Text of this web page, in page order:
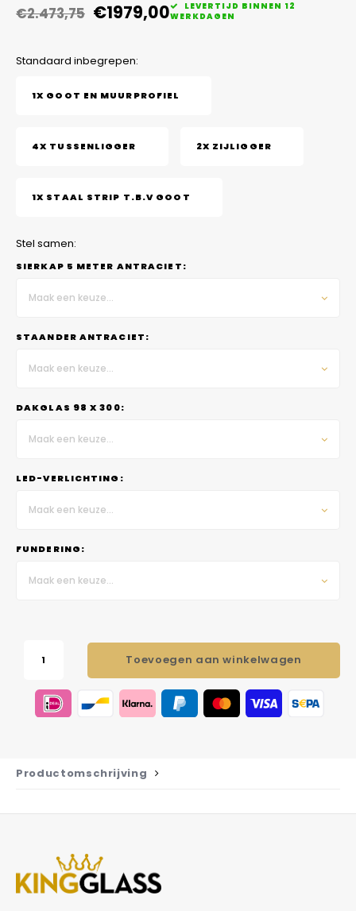
€2.473,75 €1979,00
LEVERTIJD BINNEN 12
WERKDAGEN
Standaard inbegrepen:
1X GOOT EN MUURPROFIEL
4X TUSSENLIGGER 2X ZIJLIGGER
1X STAAL STRIP T.B.V GOOT
Stel samen:
SIERKAP 5 METER ANTRACIET:
Maak een keuze...
STAANDER ANTRACIET:
Maak een keuze...
DAKGLAS 98 X 300:
Maak een keuze...
LED-VERLICHTING:
Maak een keuze...
FUNDERING:
Maak een keuze...
Toevoegen aan winkelwagen
Productomschrijving